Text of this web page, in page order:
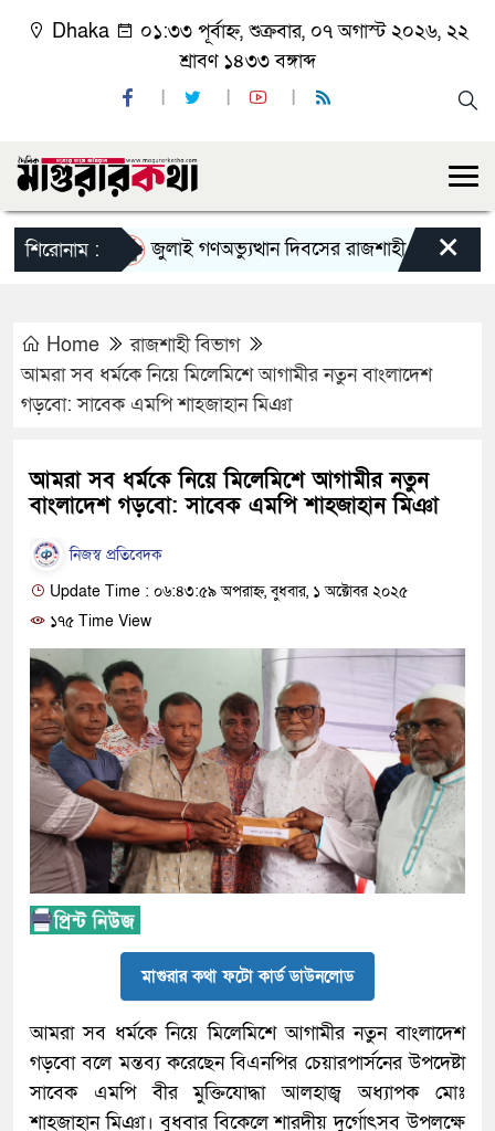
Dhaka
০১:৩৩ পূর্বাহ্ন, শুক্রবার, ০৭ অগাস্ট ২০২৬, ২২
শ্রাবণ ১৪৩৩ বঙ্গাব্দ
শিরোনাম : জুলাই গণঅভ্যুত্থান দিবসের রাজশাহী মহানগর×
Home
রাজশাহী বিভাগ
আমরা সব ধর্মকে নিয়ে মিলেমিশে আগামীর নতুন বাংলাদেশ
গড়বো: সাবেক এমপি শাহজাহান মিঞা
আমরা সব ধর্মকে নিয়ে মিলেমিশে আগামীর নতুন
বাংলাদেশ গড়বো: সাবেক এমপি শাহজাহান মিঞা
নিজস্ব প্রতিবেদক
Update Time : ০৬:৪৩:৫৯ অপরাহ্ন, বুধবার, ১ অক্টোবর ২০২৫
১৭৫ Time View
মাগুরার কথা ফটো কার্ড ডাউনলোড
আমরা সব ধর্মকে নিয়ে মিলেমিশে আগামীর নতুন বাংলাদেশ
গড়বো বলে মন্তব্য করেছেন বিএনপির চেয়ারপার্সনের উপদেষ্টা
সাবেক এমপি বীর মুক্তিযোদ্ধা আলহাজ্ব অধ্যাপক মোঃ
শাহজাহান মিঞা। বুধবার বিকেলে শারদীয় দুর্গোৎসব উপলক্ষে